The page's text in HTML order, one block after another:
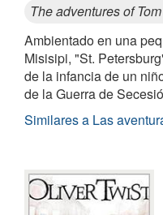
The adventures of
Ambientado en una
Misisipi, "St.
de la infancia de un
de la Guerra de
Similares a Las